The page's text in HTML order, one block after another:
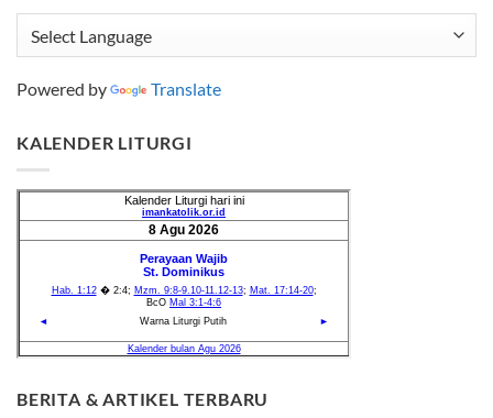
Powered by Translate
KALENDER LITURGI
BERITA & ARTIKEL TERBARU